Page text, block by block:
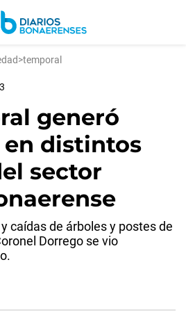
>temporal
generó
en distintos
sector
caídas de árboles y postes de
Dorrego se vio